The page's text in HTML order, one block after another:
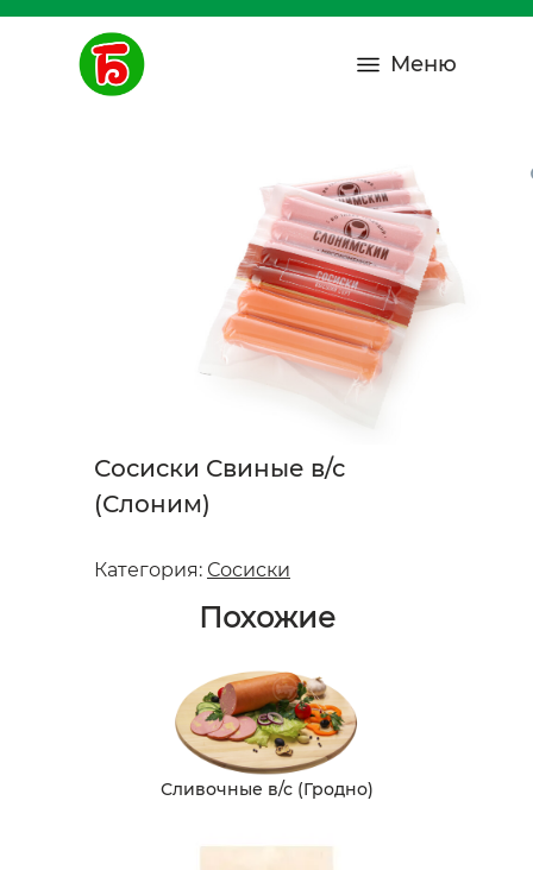
Меню
Сосиски Свиные в/с
(Слоним)
Категория: Сосиски
Похожие
Сливочные в/с (Гродно)